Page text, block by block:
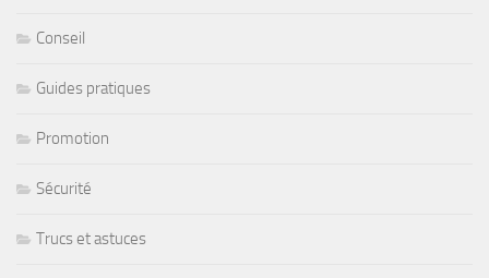
Conseil
Guides pratiques
Promotion
Sécurité
Trucs et astuces